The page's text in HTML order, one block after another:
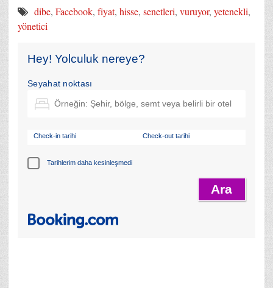
dibe, Facebook, fiyat, hisse, senetleri, vuruyor, yetenekli,
yönetici
Hey! Yolculuk nereye?
Seyahat noktası
Check-in tarihi Check-out tarihi
Tarihlerim daha kesinleşmedi